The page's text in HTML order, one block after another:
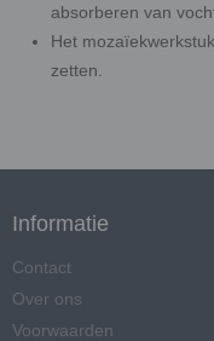
absorberen van
Het
zetten.
Informatie
Contact
Over ons
Voorwaarden